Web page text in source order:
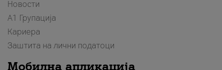
Новости
А1 Групација
Кариера
Заштита на лични податоци
Мобилна апликација